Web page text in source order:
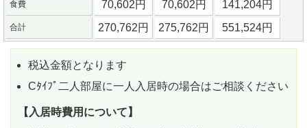
食費 70,602円 70,602円 141,204円
合計 270,762円 275,762円 551,524円
税込金額となります
Cﾀｲﾌﾟ二人部屋に一人入居時の場合はご相談ください
【入居時費用について】